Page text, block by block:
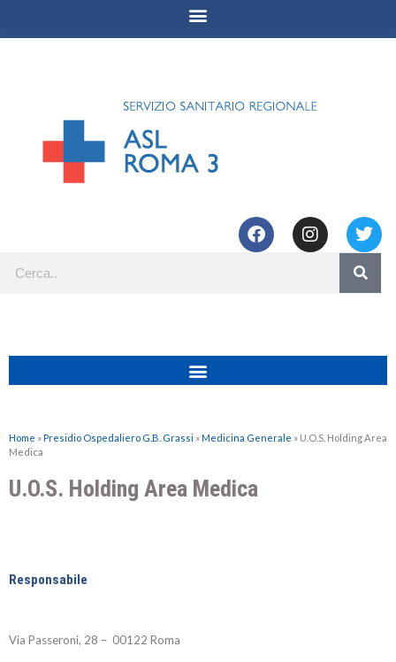
Home »Presidio Ospedaliero G.B. Grassi »Medicina Generale » U.O.S. Holding Area
Medica
U.O.S. Holding Area Medica
Responsabile
Via Passeroni, 28 – 00122 Roma